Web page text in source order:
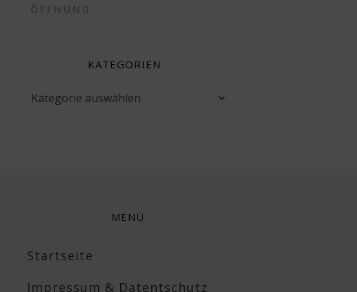
ÖFFNUNG
KATEGORIEN
MENÜ
Startseite
Impressum & Datentschutz